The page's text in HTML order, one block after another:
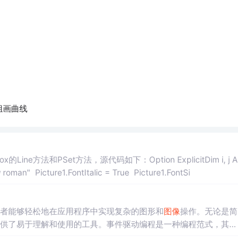
画曲线
的Line方法和PSet方法，源代码如下：Option ExplicitDim i, j A
Picture1.FontItalic = True Picture1.FontSi
能够轻松地在应用程序中实现复杂的图形和图像操作。无论是简
了易于理解和使用的工具。事件驱动编程是一种编程范式，其中